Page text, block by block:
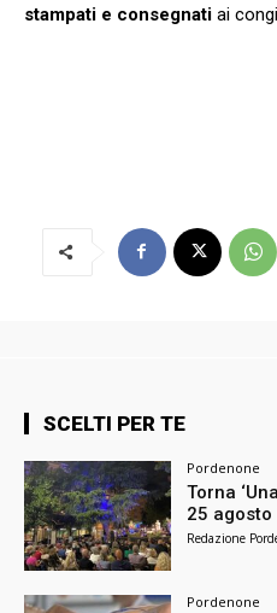
stampati e consegnati ai
SCELTI PER TE
Pordenone
Torna
25
Redazione
Pordenone